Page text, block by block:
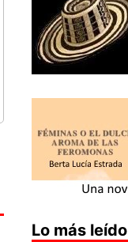
Lo más leído